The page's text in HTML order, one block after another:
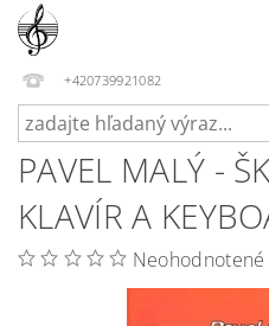
+420739921082
PAVEL MALÝ -
KLAVÍR A
Neohodnotené